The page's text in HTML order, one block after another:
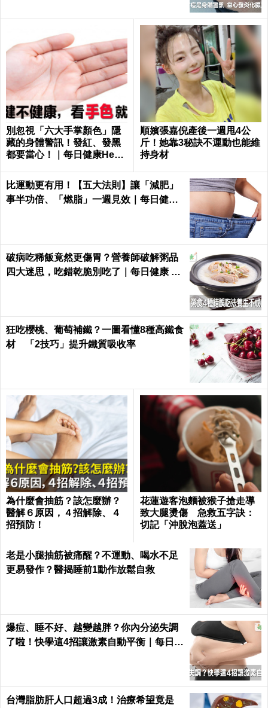
別忽視「六大手掌顏色」隱
藏的身體警訊！發紅、發黑
都要當心！｜每日健康Healt
順嬪張嘉倪產後一週甩4公
斤！她靠3秘訣不運動也能維
持身材
比運動更有用！【五大法則】讓「減肥」
事半功倍、「燃脂」一週見效｜每日健康
破病吃稀飯竟然更傷胃？營養師破解粥品
四大迷思，吃錯乾脆別吃了｜每日健康 He
狂吃櫻桃、葡萄補鐵？一圖看懂8種高鐵食
材 「2技巧」提升鐵質吸收率
為什麼會抽筋？該怎麼辦？
醫解６原因，４招解除、４
招預防！
花蓮遊客泡麵被猴子搶走導
致大腿燙傷 急救五字訣：
切記「沖脫泡蓋送」
老是小腿抽筋被痛醒？不運動、喝水不足
更易發作？醫揭睡前1動作放鬆自救
爆痘、睡不好、越變越胖？你內分泌失調
了啦！快學這4招讓激素自動平衡｜每日健
台灣脂肪肝人口超過3成！治療希望竟是